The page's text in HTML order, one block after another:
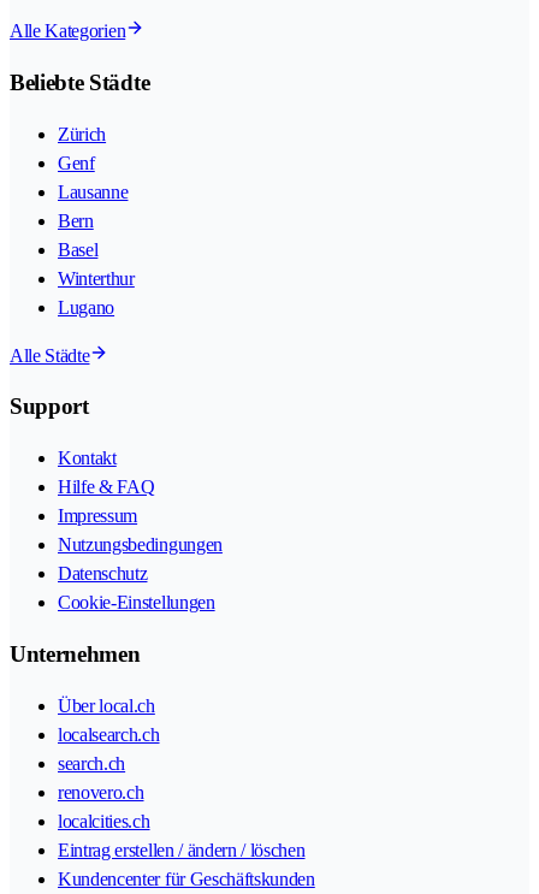
Alle Kategorien
Beliebte Städte
Zürich
Genf
Lausanne
Bern
Basel
Winterthur
Lugano
Alle Städte
Support
Kontakt
Hilfe & FAQ
Impressum
Nutzungsbedingungen
Datenschutz
Cookie-Einstellungen
Unternehmen
Über local.ch
localsearch.ch
search.ch
renovero.ch
localcities.ch
Eintrag erstellen / ändern / löschen
Kundencenter für Geschäftskunden